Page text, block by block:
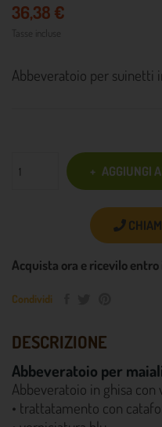
36,38 €
Tasse incluse
Abbeveratoio per suinetti
AGGIUNGI
Acquista ora e ricevilo entro
Condividi
DESCRIZIONE
Abbeveratoio per
Abbeveratoio in ghisa
• trattatamento con